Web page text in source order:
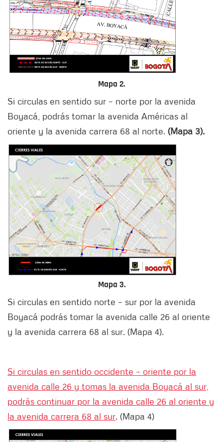
Mapa 2.
Si circulas en sentido sur – norte por la avenida
Boyacá, podrás tomar la avenida Américas al
oriente y la avenida carrera 68 al norte. (Mapa 3).
Mapa 3.
Si circulas en sentido norte – sur por la avenida
Boyacá podrás tomar la avenida calle 26 al oriente
y la avenida carrera 68 al sur. (Mapa 4).
Si circulas en sentido occidente – oriente por la
avenida calle 26 y tomas la avenida Boyacá al sur,
podrás continuar por la avenida calle 26 al oriente y
la avenida carrera 68 al sur. (Mapa 4)